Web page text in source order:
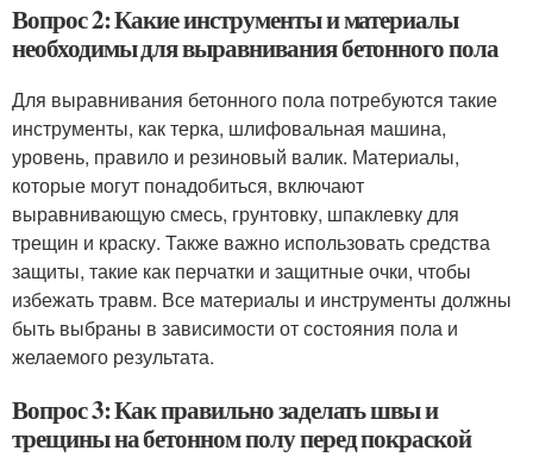
Вопрос 2: Какие инструменты и материалы
необходимы для выравнивания бетонного пола
Для выравнивания бетонного пола потребуются такие
инструменты, как терка, шлифовальная машина,
уровень, правило и резиновый валик. Материалы,
которые могут понадобиться, включают
выравнивающую смесь, грунтовку, шпаклевку для
трещин и краску. Также важно использовать средства
защиты, такие как перчатки и защитные очки, чтобы
избежать травм. Все материалы и инструменты должны
быть выбраны в зависимости от состояния пола и
желаемого результата.
Вопрос 3: Как правильно заделать швы и
трещины на бетонном полу перед покраской